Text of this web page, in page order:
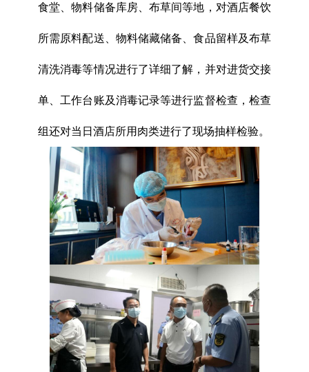
食堂、物料储备库房、布草间等地，对酒店餐饮
所需原料配送、物料储藏储备、食品留样及布草
清洗消毒等情况进行了详细了解，并对进货交接
单、工作台账及消毒记录等进行监督检查，检查
组还对当日酒店所用肉类进行了现场抽样检验。